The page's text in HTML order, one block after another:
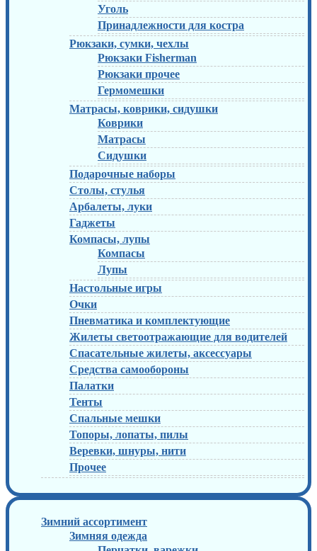
Уголь
Принадлежности для костра
Рюкзаки, сумки, чехлы
Рюкзаки Fisherman
Рюкзаки прочее
Гермомешки
Матрасы, коврики, сидушки
Коврики
Матрасы
Сидушки
Подарочные наборы
Столы, стулья
Арбалеты, луки
Гаджеты
Компасы, лупы
Компасы
Лупы
Настольные игры
Очки
Пневматика и комплектующие
Жилеты светоотражающие для водителей
Спасательные жилеты, аксессуары
Средства самообороны
Палатки
Тенты
Спальные мешки
Топоры, лопаты, пилы
Веревки, шнуры, нити
Прочее
Зимний ассортимент
Зимняя одежда